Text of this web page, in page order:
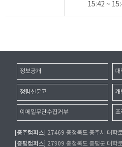
15:42 ~
정보공개 대
청렴신문고 개
이메일무단수집거부 조
[충주캠퍼스]
27469 충청북도 충주시 대
[증평캠퍼스]
27909 충청북도 증평군 대